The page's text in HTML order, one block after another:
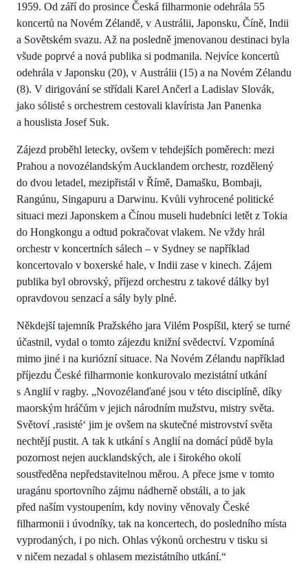
1959. Od září do prosince Česká filharmonie odehrála 55
koncertů na Novém Zélandě, v Austrálii, Japonsku, Číně, Indii
a Sovětském svazu. Až na posledně jmenovanou destinaci byla
všude poprvé a nová publika si podmanila. Nejvíce koncertů
odehrála v Japonsku (20), v Austrálii (15) a na Novém Zélandu
(8). V dirigování se střídali Karel Ančerl a Ladislav Slovák,
jako sólisté s orchestrem cestovali klavírista Jan Panenka
a houslista Josef Suk.
Zájezd proběhl letecky, ovšem v tehdejších poměrech: mezi
Prahou a novozélandským Aucklandem orchestr, rozdělený
do dvou letadel, mezipřistál v Římě, Damašku, Bombaji,
Rangúnu, Singapuru a Darwinu. Kvůli vyhrocené politické
situaci mezi Japonskem a Čínou museli hudebníci letět z Tokia
do Hongkongu a odtud pokračovat vlakem. Ne vždy hrál
orchestr v koncertních sálech – v Sydney se například
koncertovalo v boxerské hale, v Indii zase v kinech. Zájem
publika byl obrovský, příjezd orchestru z takové dálky byl
opravdovou senzací a sály byly plné.
Někdejší tajemník Pražského jara Vilém Pospíšil, který se turné
účastnil, vydal o tomto zájezdu knižní svědectví. Vzpomíná
mimo jiné i na kuriózní situace. Na Novém Zélandu například
příjezdu České filharmonie konkurovalo mezistátní utkání
s Anglií v ragby. „Novozélanďané jsou v této disciplíně, díky
maorským hráčům v jejich národním mužstvu, mistry světa.
Světoví ‚rasisté‘ jim je ovšem na skutečné mistrovství světa
nechtějí pustit. A tak k utkání s Anglií na domácí půdě byla
pozornost nejen aucklandských, ale i širokého okolí
soustředěna nepředstavitelnou měrou. A přece jsme v tomto
uragánu sportovního zájmu nádherně obstáli, a to jak
před naším vystoupením, kdy noviny věnovaly České
filharmonii i úvodníky, tak na koncertech, do posledního místa
vyprodaných, i po nich. Ohlas výkonů orchestru v tisku si
v ničem nezadal s ohlasem mezistátního utkání.“